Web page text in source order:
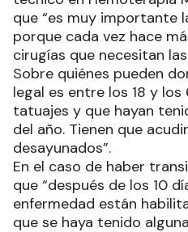
que “es muy importante
porque cada vez hace
cirugías que necesitan
Sobre quiénes pueden
legal es entre los 18 y los
tatuajes y que hayan
del año. Tienen que
desayunados”.
En el caso de haber
que “después de los 10
enfermedad están
que se haya tenido